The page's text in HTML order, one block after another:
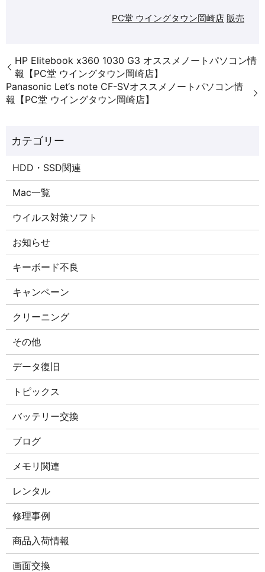
PC堂 ウイングタウン岡崎店 販売
HP Elitebook x360 1030 G3 オススメノートパソコン情
報【PC堂 ウイングタウン岡崎店】
Panasonic Let‘s note CF-SVオススメノートパソコン情
報【PC堂 ウイングタウン岡崎店】
HDD・SSD関連
Mac一覧
ウイルス対策ソフト
お知らせ
キーボード不良
キャンペーン
クリーニング
その他
データ復旧
トピックス
バッテリー交換
ブログ
メモリ関連
レンタル
修理事例
商品入荷情報
画面交換